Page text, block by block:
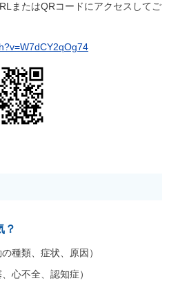
またはQRコードにアクセスしてご
？
種類、症状、原因）
心不全、認知症）